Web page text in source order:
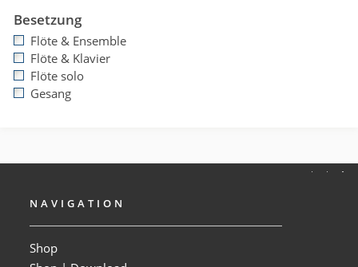
Besetzung
Flöte & Ensemble
Flöte & Klavier
Flöte solo
Gesang
NAVIGATION
Shop